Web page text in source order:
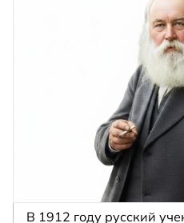
В 1912 году русский